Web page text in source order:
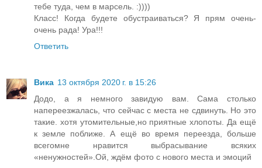
тебе туда, чем в марсель. :))))
Класс! Когда будете обустраиваться? Я прям очень-
очень рада! Ура!!!
Ответить
Вика 13 октября 2020 г. в 15:26
Додо, а я немного завидую вам. Сама столько
напереезжалась, что сейчас с места не сдвинуть. Но это
такие. хотя утомительные,но приятные хлопоты. Да ещё
к земле поближе. А ещё во время переезда, больше
всегомне нравится выбрасывание всяких
«ненужностей».Ой, ждём фото с нового места и эмоций